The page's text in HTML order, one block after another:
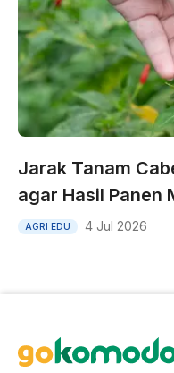
Jarak Tanam
agar Hasil Panen
AGRI EDU 4 Jul 2026